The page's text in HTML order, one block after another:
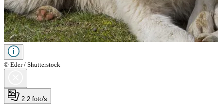
© Eder / Shutterstock
2 2 foto's